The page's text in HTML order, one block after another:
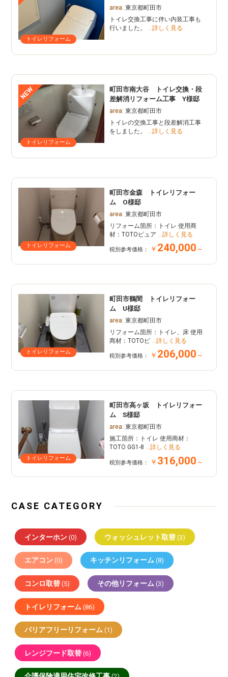
トイレリフォーム
area: 東京都町田市
トイレ交換工事に伴い内装工事も
行いました。
…詳しく見る
トイレリフォーム
町田市南大谷 トイレ交換・段
差解消リフォーム工事 Y様邸
area: 東京都町田市
トイレの交換工事と段差解消工事
をしました。
…詳しく見る
トイレリフォーム
町田市金森 トイレリフォー
ム O様邸
area: 東京都町田市
リフォーム箇所：トイレ 使用商
材：TOTOピュア …詳しく見る
税別参考価格： ￥ 240,000 ～
トイレリフォーム
町田市鶴間 トイレリフォー
ム U様邸
area: 東京都町田市
リフォーム箇所：トイレ、床 使用
商材：TOTOピ …詳しく見る
税別参考価格： ￥ 206,000 ～
トイレリフォーム
町田市高ヶ坂 トイレリフォー
ム S様邸
area: 東京都町田市
施工箇所：トイレ 使用商材：
TOTO GG1-8 …詳しく見る
税別参考価格： ￥ 316,000 ～
CASE CATEGORY
インターホン(0) ウォッシュレット取替 (3)
エアコン(0) キッチンリフォーム (8)
コンロ取替(5) その他リフォーム (3)
トイレリフォーム (86)
バリアフリーリフォーム(1)
レンジフード取替(6)